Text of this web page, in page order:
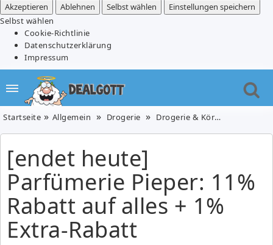
Akzeptieren
Ablehnen Selbst wählen
Einstellungen speichern
Selbst wählen
Cookie-Richtlinie
Datenschutzerklärung
Impressum
Startseite Allgemein Drogerie Drogerie & Körperpflege
[endet heute]
Parfümerie Pieper: 11%
Rabatt auf alles + 1%
Extra-Rabatt